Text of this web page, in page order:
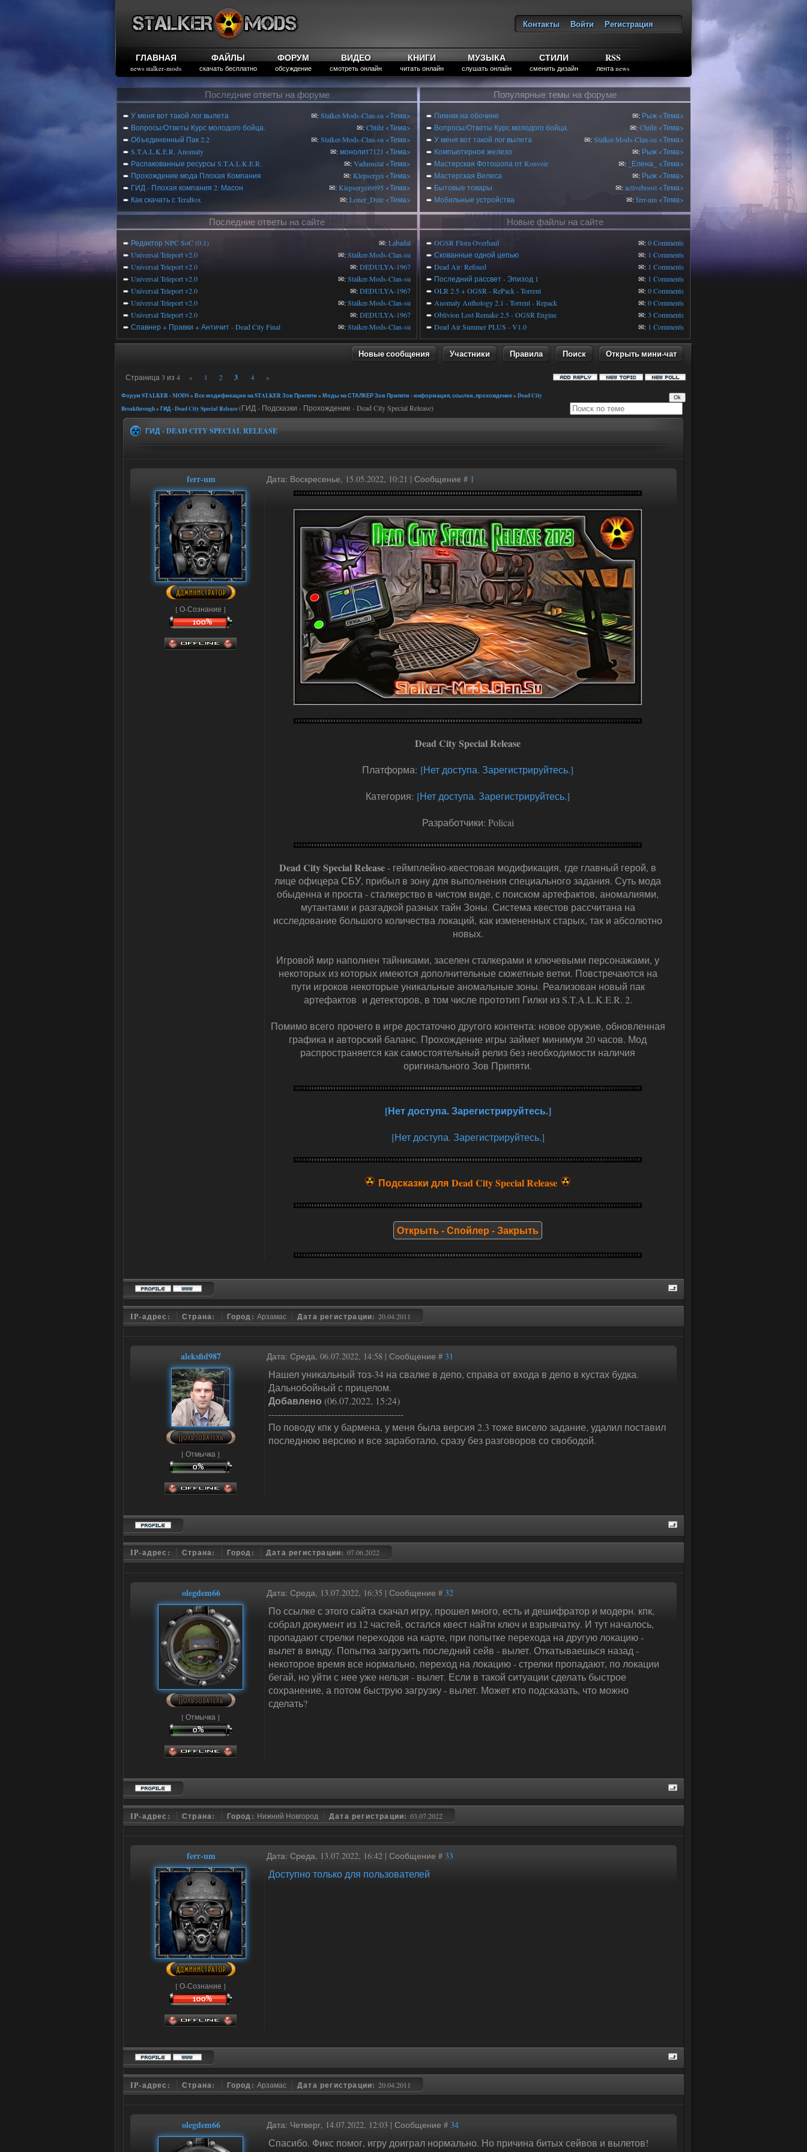
Контакты Войти
Регистрация
ГЛАВНАЯ
news stalker-mods
ФАЙЛЫ
скачать бесплатно
ФОРУМ
обсуждение
ВИДЕО
смотреть онлайн
КНИГИ
читать онлайн
МУЗЫКА
слушать онлайн
СТИЛИ
сменить дизайн
RSS
лента news
Последние ответы на форуме
➨ У меня вот такой лог вылета ✉:Stalker-Mods-Clan-su <Тема>
➨ Вопросы/Ответы Курс молодого бойца. ✉:Chtiht <Тема>
➨ Объединенный Пак 2.2 ✉:Stalker-Mods-Clan-su <Тема>
➨ S.T.A.L.K.E.R. Anomaly ✉:монолит7121 <Тема>
➨ Распакованные ресурсы S.T.A.L.K.E.R. ✉:Vadumstal <Тема>
➨ Прохождение мода Плохая Компания ✉:Klepsergei <Тема>
➨ ГИД - Плохая компания 2: Масон ✉:Klepsergei6695 <Тема>
➨ Как скачать с TeraBox ✉:Loner_Dute <Тема>
Популярные темы на форуме
➨ Пикник на обочине ✉: Рыж <Тема>
➨ Вопросы/Ответы Курс молодого бойца. ✉:Chtiht <Тема>
➨ У меня вот такой лог вылета ✉:Stalker-Mods-Clan-su <Тема>
➨ Компьютерное железо ✉: Рыж <Тема>
➨ Мастерская Фотошопа от Konvoir ✉: _Елена_
<Тема>
➨ Мастерская Велеса ✉: Рыж <Тема>
➨ Бытовые товары ✉:activeboost <Тема>
➨ Мобильные устройства ✉:ferr-um <Тема>
Последние ответы на сайте
➨ Редактор NPC SoC (0.1) ✉:Labadal
➨ Universal Teleport v2.0 ✉:Stalker-Mods-Clan-su
➨ Universal Teleport v2.0 ✉:DEDULYA-1967
➨ Universal Teleport v2.0 ✉:Stalker-Mods-Clan-su
➨ Universal Teleport v2.0 ✉:DEDULYA-1967
➨ Universal Teleport v2.0 ✉:Stalker-Mods-Clan-su
➨ Universal Teleport v2.0 ✉:DEDULYA-1967
➨ Спавнер + Правки + Античит - Dead City Final ✉:Stalker-Mods-Clan-su
Новые файлы на сайте
➨ OGSR Flora Overhaul ✉:0 Comments
➨ Скованные одной цепью ✉: 1 Comments
➨ Dead Air: Refined ✉: 1 Comments
➨ Последний рассвет - Эпизод 1 ✉: 1 Comments
➨ OLR 2.5 + OGSR - RePack - Torrent ✉:0 Comments
➨ Anomaly Anthology 2.1 - Torrent - Repack ✉:0 Comments
➨ Oblivion Lost Remake 2.5 - OGSR Engine ✉:3 Comments
➨ Dead Air Summer PLUS - V1.0 ✉: 1 Comments
Новые сообщения Участники Правила Поиск Открыть мини-чат
Страница 3 из 4 « 1 2 3 4 »
Форум STALKER - MODS» Все модификации на STALKER Зов Припяти » Моды на СТАЛКЕР Зов Припяти - информация, ссылки, прохождение» Dead City
Breakthrough» ГИД - Dead City Special Release(ГИД - Подсказки - Прохождение - Dead City Special Release)
ГИД - DEAD CITY SPECIAL RELEASE
ferr-um Дата: Воскресенье, 15.05.2022, 10:21 | Сообщение # 1
[ О-Сознание ]
Dead City Special Release
Платформа: [Нет доступа. Зарегистрируйтесь.]
Категория: [Нет доступа. Зарегистрируйтесь.]
Разработчики: Policai
Dead City Special Release- геймплейно-квестовая модификация, где главный герой, в
лице офицера СБУ, прибыл в зону для выполнения специального задания. Суть мода
обыденна и проста - сталкерство в чистом виде, с поиском артефактов, аномалиями,
мутантами и разгадкой разных тайн Зоны. Система квестов рассчитана на
исследование большого количества локаций, как измененных старых, так и абсолютно
новых.
Игровой мир наполнен тайниками, заселен сталкерами и ключевыми персонажами, у
некоторых из которых имеются дополнительные сюжетные ветки. Повстречаются на
пути игроков некоторые уникальные аномальные зоны. Реализован новый пак
артефактов и детекторов, в том числе прототип Гилки из S.T.A.L.K.E.R. 2.
Помимо всего прочего в игре достаточно другого контента: новое оружие, обновленная
графика и авторский баланс. Прохождение игры займет минимум 20 часов. Мод
распространяется как самостоятельный релиз без необходимости наличия
оригинального Зов Припяти.
[Нет доступа. Зарегистрируйтесь.]
[Нет доступа. Зарегистрируйтесь.]
Подсказки для Dead City Special Release
Открыть - Спойлер - Закрыть
IP-адрес: Страна: Город:Арзамас Дата регистрации: 20.04.2011
aleksfid987 Дата: Среда, 06.07.2022, 14:58 | Сообщение # 31
[ Отмычка ]
Нашел уникальный тоз-34 на свалке в депо, справа от входа в депо в кустах будка.
Дальнобойный с прицелом.
Добавлено (06.07.2022, 15:24)
---------------------------------------------
По поводу кпк у бармена, у меня была версия 2.3 тоже висело задание, удалил поставил
последнюю версию и все заработало, сразу без разговоров со свободой.
IP-адрес: Страна: Город: Дата регистрации: 07.06.2022
olegdem66 Дата: Среда, 13.07.2022, 16:35 | Сообщение # 32
[ Отмычка ]
По ссылке с этого сайта скачал игру, прошел много, есть и дешифратор и модерн. кпк,
собрал документ из 12 частей, остался квест найти ключ и взрывчатку. И тут началось,
пропадают стрелки переходов на карте, при попытке перехода на другую локацию -
вылет в винду. Попытка загрузить последний сейв - вылет. Откатываешься назад -
некоторое время все нормально, переход на локацию - стрелки пропадают, по локации
бегай, но уйти с нее уже нельзя - вылет. Если в такой ситуации сделать быстрое
сохранение, а потом быструю загрузку - вылет. Может кто подсказать, что можно
сделать?
IP-адрес: Страна: Город: Нижний Новгород Дата регистрации: 03.07.2022
ferr-um Дата: Среда, 13.07.2022, 16:42 | Сообщение # 33
[ О-Сознание ]
Доступно только для пользователей
IP-адрес: Страна: Город:Арзамас Дата регистрации: 20.04.2011
olegdem66 Дата: Четверг, 14.07.2022, 12:03 | Сообщение # 34
Спасибо. Фикс помог, игру доиграл нормально. Но причина битых сейвов и вылетов!